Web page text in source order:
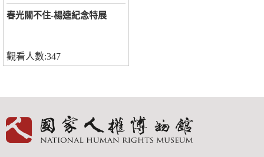
春光關不住-楊逵紀念特展
觀看人數:347